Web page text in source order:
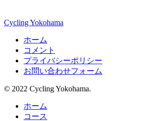
Cycling Yokohama
ホーム
コメント
プライバシーポリシー
お問い合わせフォーム
© 2022 Cycling Yokohama.
ホーム
コース